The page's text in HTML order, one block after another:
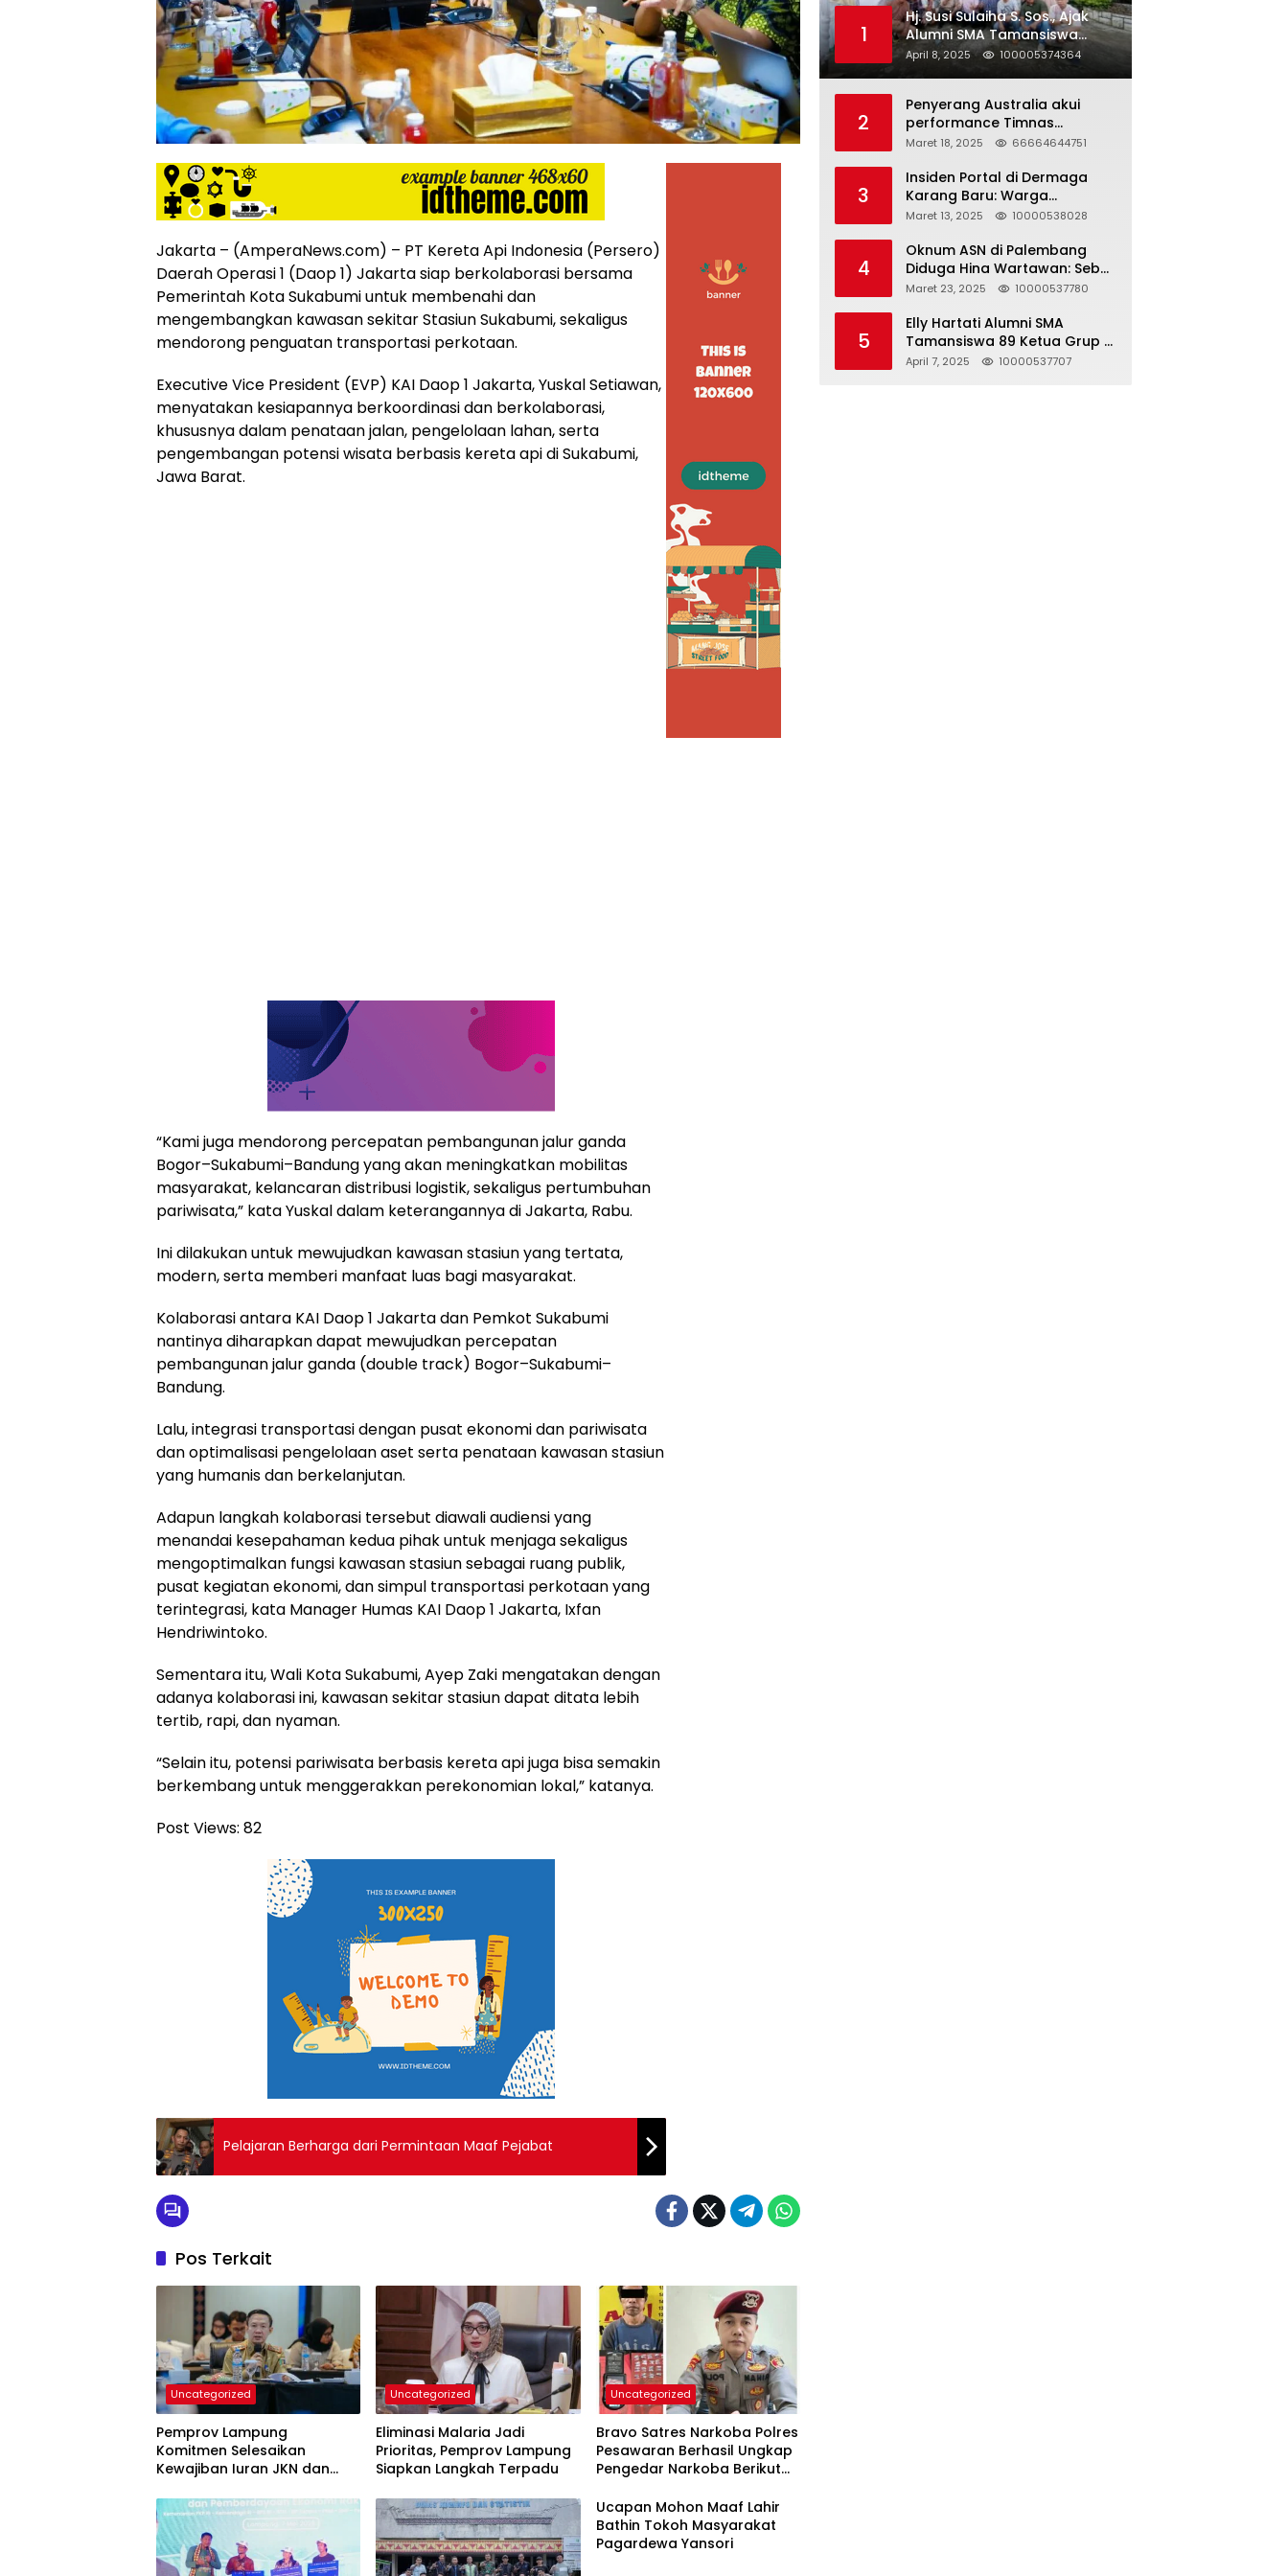
siber
lebih
eksklusif,
bergaya
trendi,
mengandung
unsur
gaya
hidup,
hiburan,
dari
SARA,
narkoba
dan
berita
Media
dan
Online
Ampera
News
Jakarta – (AmperaNews.com) – PT Kereta Api Indonesia (Persero)
Daerah Operasi 1 (Daop 1) Jakarta siap berkolaborasi bersama
Pemerintah Kota Sukabumi untuk membenahi dan
mengembangkan kawasan sekitar Stasiun Sukabumi, sekaligus
mendorong penguatan transportasi perkotaan.
Executive Vice President (EVP) KAI Daop 1 Jakarta, Yuskal Setiawan,
menyatakan kesiapannya berkoordinasi dan berkolaborasi,
khususnya dalam penataan jalan, pengelolaan lahan, serta
pengembangan potensi wisata berbasis kereta api di Sukabumi,
Jawa Barat.
“Kami juga mendorong percepatan pembangunan jalur ganda
Bogor–Sukabumi–Bandung yang akan meningkatkan mobilitas
masyarakat, kelancaran distribusi logistik, sekaligus pertumbuhan
pariwisata,” kata Yuskal dalam keterangannya di Jakarta, Rabu.
Ini dilakukan untuk mewujudkan kawasan stasiun yang tertata,
modern, serta memberi manfaat luas bagi masyarakat.
Kolaborasi antara KAI Daop 1 Jakarta dan Pemkot Sukabumi
nantinya diharapkan dapat mewujudkan percepatan
pembangunan jalur ganda (double track) Bogor–Sukabumi–
Bandung.
Lalu, integrasi transportasi dengan pusat ekonomi dan pariwisata
dan optimalisasi pengelolaan aset serta penataan kawasan stasiun
yang humanis dan berkelanjutan.
Adapun langkah kolaborasi tersebut diawali audiensi yang
menandai kesepahaman kedua pihak untuk menjaga sekaligus
mengoptimalkan fungsi kawasan stasiun sebagai ruang publik,
pusat kegiatan ekonomi, dan simpul transportasi perkotaan yang
terintegrasi, kata Manager Humas KAI Daop 1 Jakarta, Ixfan
Hendriwintoko.
Sementara itu, Wali Kota Sukabumi, Ayep Zaki mengatakan dengan
adanya kolaborasi ini, kawasan sekitar stasiun dapat ditata lebih
tertib, rapi, dan nyaman.
“Selain itu, potensi pariwisata berbasis kereta api juga bisa semakin
berkembang untuk menggerakkan perekonomian lokal,” katanya.
Post Views: 82
Pelajaran Berharga dari Permintaan Maaf Pejabat
Pos Terkait
Uncategorized
Pemprov Lampung
Komitmen Selesaikan
Kewajiban Iuran JKN dan
Kepesertaan BPJS
Kesehatan
Uncategorized
Eliminasi Malaria Jadi
Prioritas, Pemprov Lampung
Siapkan Langkah Terpadu
Uncategorized
Bravo Satres Narkoba Polres
Pesawaran Berhasil Ungkap
Pengedar Narkoba Berikut
Ucapan Mohon Maaf Lahir
Bathin Tokoh Masyarakat
Pagardewa Yansori
1
Hj. Susi Sulaiha S. Sos., Ajak
Alumni SMA Tamansiswa
Palembang Angkatan 91 Halal
Bihalal
April 8, 2025 100005374364
2
Penyerang Australia akui
performance Timnas
Indonesia
Maret 18, 2025 66664644751
3
Insiden Portal di Dermaga
Karang Baru: Warga
Klarifikasi dan Kritik
Akurat
Maret 13, 2025 10000538028
4
Oknum ASN di Palembang
Diduga Hina Wartawan: Sebut
Profesi Jurnalis Hanya
Berujung Dugaan
Pelanggaran UU ITE!
Maret 23, 2025 10000537780
5
Elly Hartati Alumni SMA
Tamansiswa 89 Ketua Grup S
4 Laksanakan Giat
April 7, 2025 10000537707